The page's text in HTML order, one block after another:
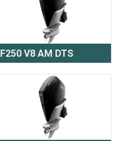
F250 V8 AM DTS